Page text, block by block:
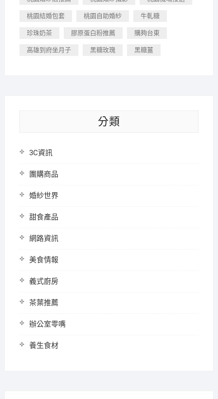
桃園結婚包套 桃園自助婚紗 牛軋糖
珍珠奶茶 膠原蛋白粉推薦 購夠台東
高雄到府坐月子 黑糖玫瑰 黑糖薑
分類
3C資訊
團購商品
婚紗世界
甜食產品
網路資訊
美食情報
義式廚房
茶葉推薦
辦公室零嘴
養生食材